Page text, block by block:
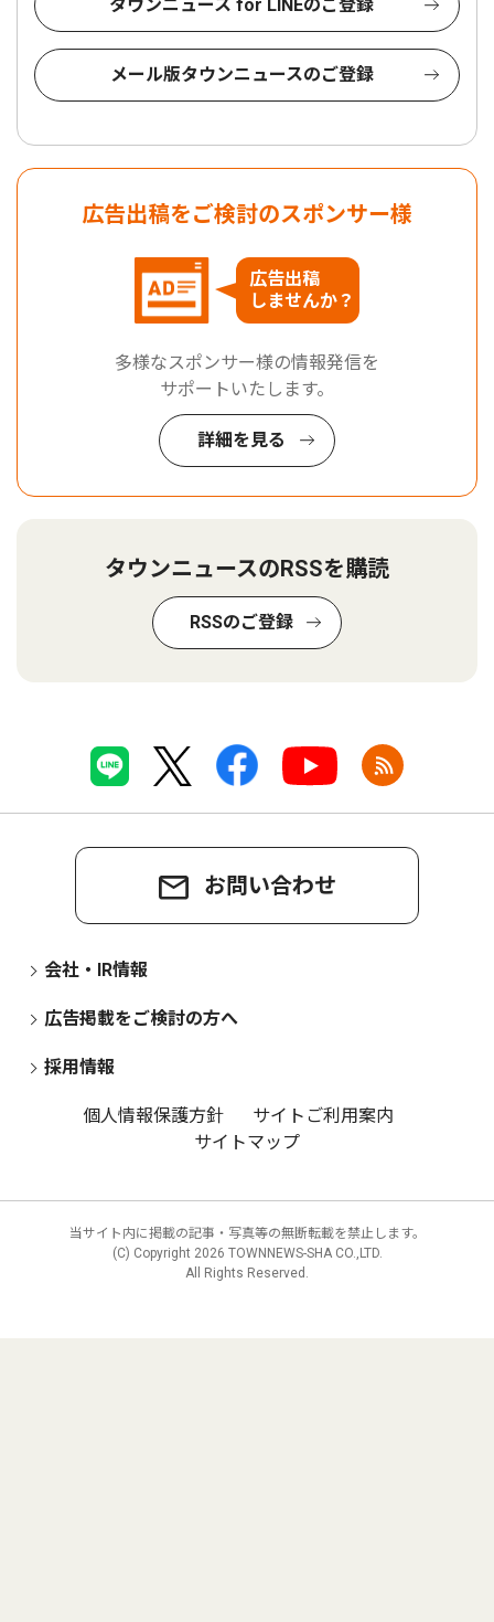
タウンニュース for LINEのご登録
メール版タウンニュースのご登録
広告出稿をご検討のスポンサー様
広告出稿
しませんか？
多様なスポンサー様の情報発信を
サポートいたします。
詳細を見る
タウンニュースのRSSを購読
RSSのご登録
お問い合わせ
会社・IR情報
広告掲載をご検討の方へ
採用情報
個人情報保護方針
サイトご利用案内
サイトマップ
当サイト内に掲載の記事・写真等の無断転載を禁止します。
(C) Copyright 2026 TOWNNEWS-SHA CO.,LTD.
All Rights Reserved.